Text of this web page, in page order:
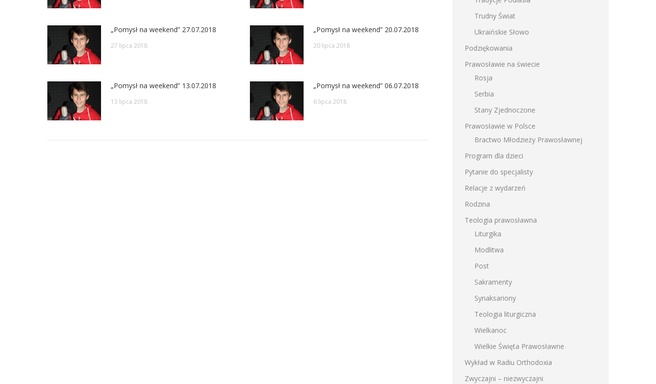
„Pomysł na weekend” 27.07.2018
27 lipca 2018
„Pomysł na weekend” 20.07.2018
20 lipca 2018
„Pomysł na weekend” 13.07.2018
13 lipca 2018
„Pomysł na weekend” 06.07.2018
6 lipca 2018
Trudny Świat
Ukraińskie Słowo
Podziękowania
Prawosławie na świecie
Rosja
Serbia
Stany Zjednoczone
Prawosławie w Polsce
Bractwo Młodzieży Prawosławnej
Program dla dzieci
Pytanie do specjalisty
Relacje z wydarzeń
Rodzina
Teologia prawosławna
Liturgika
Modlitwa
Post
Sakramenty
Synaksariony
Teologia liturgiczna
Wielkanoc
Wielkie Święta Prawosławne
Wykład w Radiu Orthodoxia
Zwyczajni – niezwyczajni